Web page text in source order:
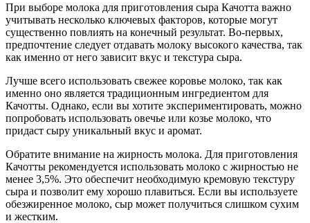
При выборе молока для приготовления сыра Качотта важно
учитывать несколько ключевых факторов, которые могут
существенно повлиять на конечный результат. Во-первых,
предпочтение следует отдавать молоку высокого качества, так
как именно от него зависит вкус и текстура сыра.
Лучше всего использовать свежее коровье молоко, так как
именно оно является традиционным ингредиентом для
Качотты. Однако, если вы хотите экспериментировать, можно
попробовать использовать овечье или козье молоко, что
придаст сыру уникальный вкус и аромат.
Обратите внимание на жирность молока. Для приготовления
Качотты рекомендуется использовать молоко с жирностью не
менее 3,5%. Это обеспечит необходимую кремовую текстуру
сыра и позволит ему хорошо плавиться. Если вы используете
обезжиренное молоко, сыр может получиться слишком сухим
и жестким.